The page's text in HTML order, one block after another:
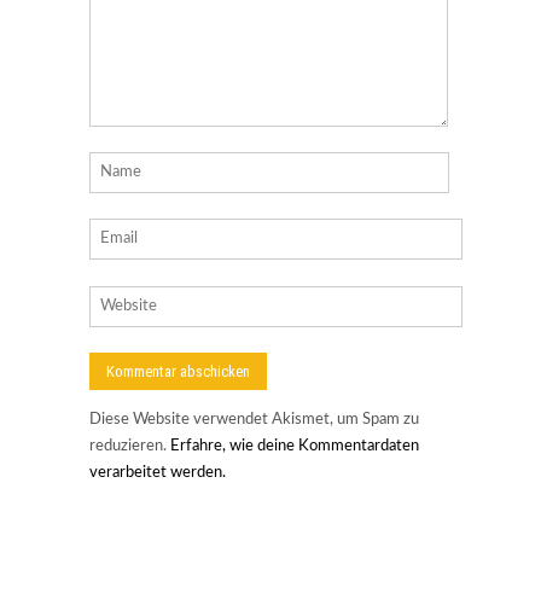
Diese Website verwendet Akismet, um Spam zu
reduzieren. Erfahre, wie deine Kommentardaten
verarbeitet werden.